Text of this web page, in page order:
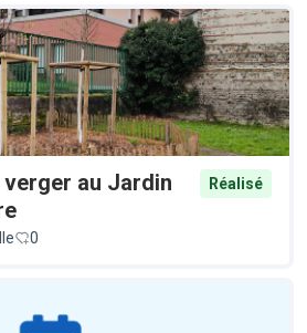
verger au Jardin
Réalisé
0